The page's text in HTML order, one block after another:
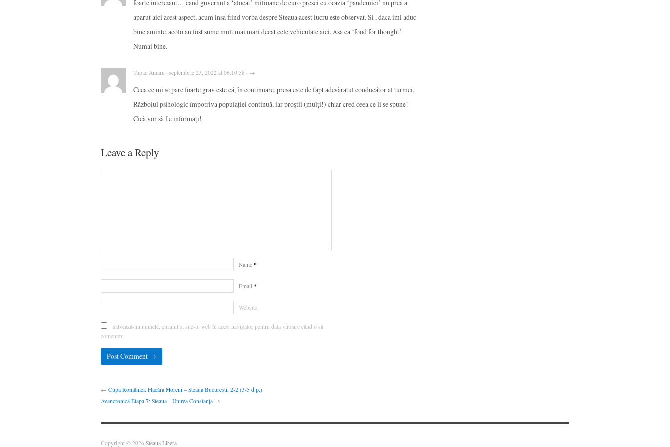
foarte interesant… cand guvernul a ‘alocat’ milioane de euro presei cu ocazia ‘pandemiei’ nu prea a
aparut aici acest aspect, acum insa fiind vorba despre Steaua acest lucru este observat. Si , daca imi aduc
bine aminte, acolo au fost sume mult mai mari decat cele vehiculate aici. Asa ca ‘food for thought’.
Numai bine.
Tupac Amaru · septembrie 23, 2022 at 06:10:58 · →
Ceea ce mi se pare foarte grav este că, în continuare, presa este de fapt adevăratul conducător al turmei.
Războiul psihologic împotriva populației continuă, iar proștii (mulți!) chiar cred ceea ce li se spune!
Cică vor să fie informați!
Leave a Reply
Name *
Email *
Website
Salvează-mi numele, emailul și site-ul web în acest navigator pentru data viitoare când o să
comentez.
← Cupa României: Flacăra Moreni – Steaua București, 2-2 (3-5 d.p.)
Avancronică Etapa 7: Steaua – Unirea Constanța →
Copyright © 2026 Steaua Liberă